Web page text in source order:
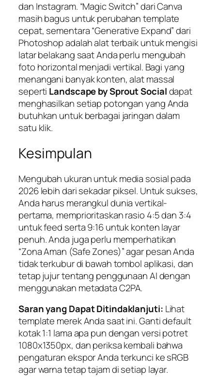
dan Instagram. “Magic Switch” dari Canva
masih bagus untuk perubahan template
cepat, sementara “Generative Expand” dari
Photoshop adalah alat terbaik untuk mengisi
latar belakang saat Anda perlu mengubah
foto horizontal menjadi vertikal. Bagi yang
menangani banyak konten, alat massal
seperti Landscape by Sprout Socialdapat
menghasilkan setiap potongan yang Anda
butuhkan untuk berbagai jaringan dalam
satu klik.
Kesimpulan
Mengubah ukuran untuk media sosial pada
2026 lebih dari sekadar piksel. Untuk sukses,
Anda harus merangkul dunia vertikal-
pertama, memprioritaskan rasio 4:5 dan 3:4
untuk feed serta 9:16 untuk konten layar
penuh. Anda juga perlu memperhatikan
“Zona Aman (Safe Zones)” agar pesan Anda
tidak terkubur di bawah tombol aplikasi, dan
tetap jujur tentang penggunaan AI dengan
menggunakan metadata C2PA.
Saran yang Dapat Ditindaklanjuti: Lihat
template merek Anda saat ini. Ganti default
kotak 1:1 lama apa pun dengan versi potret
1080x1350px, dan periksa kembali bahwa
pengaturan ekspor Anda terkunci ke sRGB
agar warna tetap tajam di setiap layar.